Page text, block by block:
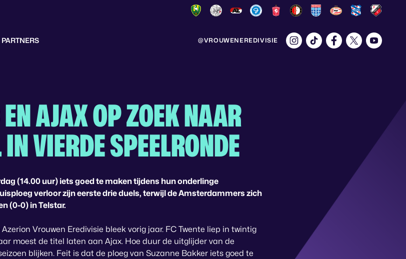
PARTNERS @VROUWENEREDIVISIE
AJAX OP ZOEK NAAR
IN VIERDE SPEELRONDE
(14.00 uur) iets goed te maken tijdens hun onderlinge
verloor zijn eerste drie duels, terwijl de Amsterdammers zich
(0-0) in Telstar.
Vrouwen Eredivisie bleek vorig jaar. FC Twente liep in twintig
moest de titel laten aan Ajax. Hoe duur de uitglijder van de
blijken. Feit is dat de ploeg van Suzanne Bakker iets goed te